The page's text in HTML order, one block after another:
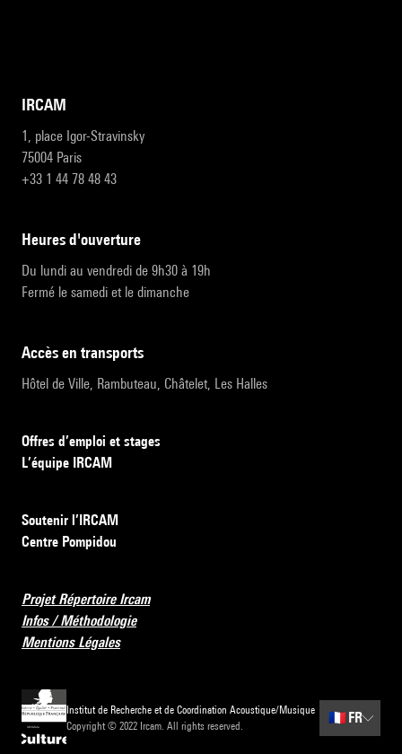
IRCAM
1, place Igor-Stravinsky
75004 Paris
+33 1 44 78 48 43
heures d'ouverture
Du lundi au vendredi de 9h30 à 19h
Fermé le samedi et le dimanche
accès en transports
Hôtel de Ville, Rambuteau, Châtelet, Les Halles
Offres d’emploi et stages
L’équipe IRCAM
Soutenir l’IRCAM
Centre Pompidou
Projet Répertoire Ircam
Infos / Méthodologie
Mentions Légales
Institut de Recherche et de Coordination Acoustique/Musique
Copyright © 2022 Ircam. All rights reserved.
🇫🇷 FR